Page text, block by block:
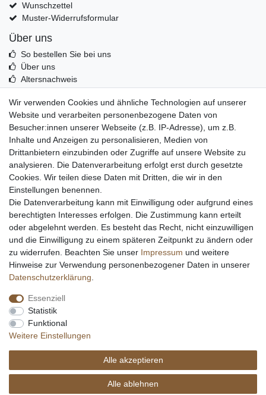
Wunschzettel
Muster-Widerrufsformular
Über uns
So bestellen Sie bei uns
Über uns
Altersnachweis
Echtheit von Kundenbewertungen
Messer Info Forum
Messer schärfen
Messerhersteller
Stahltabelle
Stahlarten
Rockwell Härte
Messerarten
Klingenformen
Holzarten
Impressum Daten­schutz­erklärung AGB
Widerrufs­recht
© Copyright Alle Preisangaben sind inkl. gesetzlicher Mehrwertsteuer und zzgl.
Wir verwenden Cookies und ähnliche Technologien auf unserer
Website und verarbeiten personenbezogene Daten von
Besucher:innen unserer Webseite (z.B. IP-Adresse), um z.B.
Inhalte und Anzeigen zu personalisieren, Medien von
Drittanbietern einzubinden oder Zugriffe auf unsere Website zu
analysieren. Die Datenverarbeitung erfolgt erst durch gesetzte
Cookies. Wir teilen diese Daten mit Dritten, die wir in den
Einstellungen benennen.
Die Datenverarbeitung kann mit Einwilligung oder aufgrund eines
berechtigten Interesses erfolgen. Die Zustimmung kann erteilt
oder abgelehnt werden. Es besteht das Recht, nicht einzuwilligen
und die Einwilligung zu einem späteren Zeitpunkt zu ändern oder
zu widerrufen. Beachten Sie unser Impressum und weitere
Hinweise zur Verwendung personenbezogener Daten in unserer
Daten­schutz­erklärung
Essenziell
Statistik
Funktional
Weitere Einstellungen
Alle akzeptieren
Alle ablehnen